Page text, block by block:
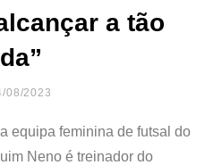
a tão
08/2023
equipa feminina de futsal do
Neno é treinador do